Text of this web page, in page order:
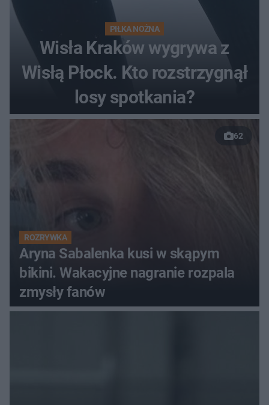
PIŁKA NOŻNA
Wisła Kraków wygrywa z
Wisłą Płock. Kto rozstrzygnął
losy spotkania?
62
ROZRYWKA
Aryna Sabalenka kusi w skąpym
bikini. Wakacyjne nagranie rozpala
zmysły fanów